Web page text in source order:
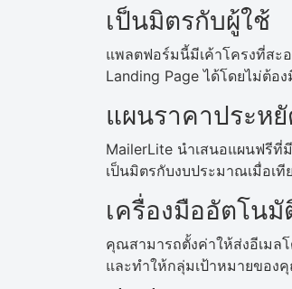
เป็นมิตรกับผู้ใช้
แพลตฟอร์มนี้มีเค้าโครงที่สะ
Landing Page ได้โดยไม่ต้อ
แผนราคาประห
MailerLite นำเสนอแผนฟรีที่
เป็นมิตรกับงบประมาณเมื่อเที
เครื่องมืออัตโนมั
คุณสามารถตั้งค่าให้ส่งอีเมล
และทำให้กลุ่มเป้าหมายของ